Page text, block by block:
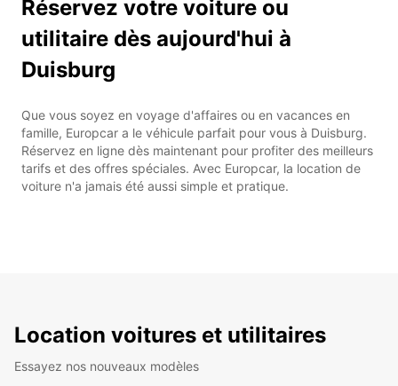
Réservez votre voiture ou
utilitaire dès aujourd'hui à
Duisburg
Que vous soyez en voyage d'affaires ou en vacances en
famille, Europcar a le véhicule parfait pour vous à Duisburg.
Réservez en ligne dès maintenant pour profiter des meilleurs
tarifs et des offres spéciales. Avec Europcar, la location de
voiture n'a jamais été aussi simple et pratique.
Location voitures et utilitaires
Essayez nos nouveaux modèles